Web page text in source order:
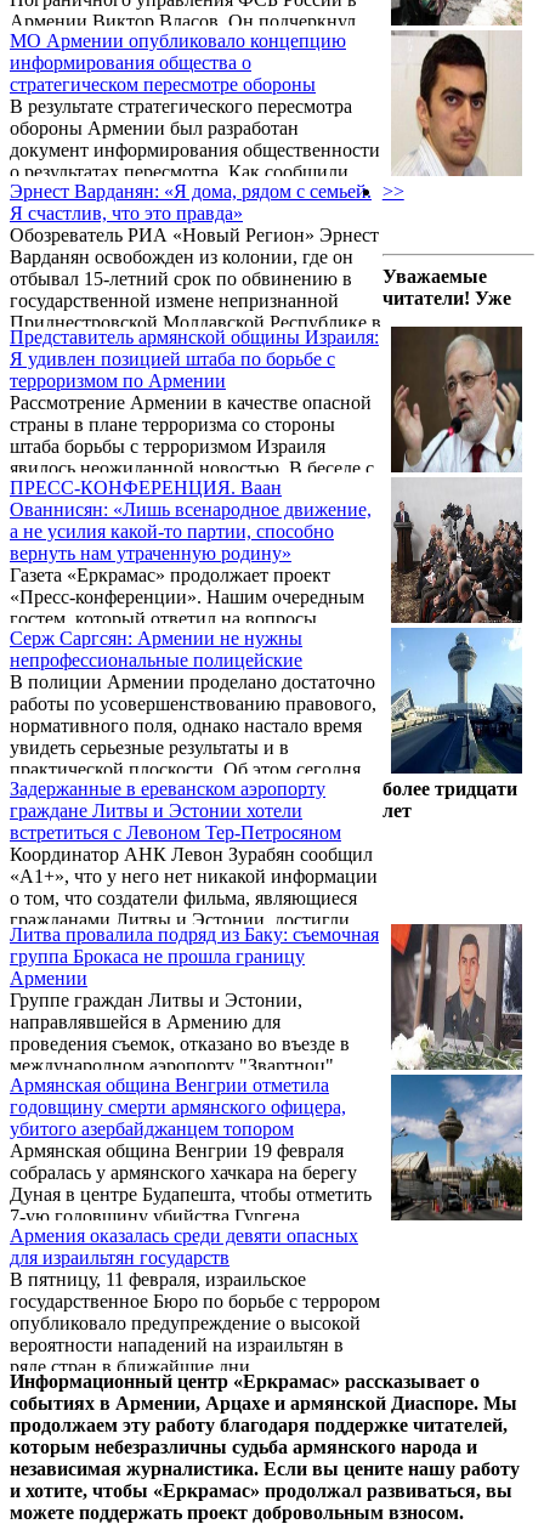
противоречиями. Тем временем, турецкие
войска в мае 1918 года стояли уже в
нескольких километрах от Еревана. Мир ...
Армении Виктор Власов. Он подчеркнул,
что сейчас ситуация на армяно-турецком и
армяно-иранском участках границы
стабильная. А также подвел итоги
деятельности погранслужбы за истекший
период этого года, передает МТРК «Мир».
МО Армении опубликовало концепцию
информирования общества о
стратегическом пересмотре обороны
В результате стратегического пересмотра
обороны Армении был разработан
документ информирования общественности
о результатах пересмотра. Как сообщили
ИА REGNUM в пресс-службе Минобороны
Армении, в документе говорится о среде
стратегической безопасности государства,
оценке угроз и рисков национальной
безопасности, оборонных приоритетах,
кадровых вопросах, разных сценариях
планирования возможностей вооруженных
сил, а также будущем видении структуры
вооруженных сил.
Эрнест Варданян: «Я дома, рядом с семьей.
Я счастлив, что это правда»
Обозреватель РИА «Новый Регион» Эрнест
Варданян освобожден из колонии, где он
отбывал 15-летний срок по обвинению в
государственной измене непризнанной
Приднестровской Молдавской Республике в
пользу Молдавии. Он признался «Новому
Региону», что пока до конца не может
поверить, что вновь оказался в кругу семьи.
«Я дома, рядом с семьей. Я счастлив, что
это правда», – сказал Эрнест, принимая по
телефону поздравления от редакции «НР».
Представитель армянской общины Израиля:
Я удивлен позицией штаба по борьбе с
терроризмом по Армении
Рассмотрение Армении в качестве опасной
страны в плане терроризма со стороны
штаба борьбы с терроризмом Израиля
явилось неожиданной новостью. В беседе с
корреспондентом Новости Армении -
NEWS.am об этом заявил член братства Св.
Акопянц Иерусалима, отец Вазген, касаясь
распространенного 7 апреля заявления
отмеченного штаба, согласно которому,
израильтянам советуется воздержаться от
посещений Армении и Грузии.
ПРЕСС-КОНФЕРЕНЦИЯ. Ваан
Ованнисян: «Лишь всенародное движение,
а не усилия какой-то партии, способно
вернуть нам утраченную родину»
Газета «Еркрамас» продолжает проект
«Пресс-конференции». Нашим очередным
гостем, который ответил на вопросы
читателей газеты, был депутат
Национального Собрания Республики
Армения, глава парламентской фракции
АРФ Дашнакцутюн, член Бюро АРФД Ваан
Ованнисян.
Серж Саргсян: Армении не нужны
непрофессиональные полицейские
В полиции Армении проделано достаточно
работы по усовершенствованию правового,
нормативного поля, однако настало время
увидеть серьезные результаты и в
практической плоскости. Об этом сегодня,
14 марта, на заседании коллегии полиции
Армении заявил президент Армении Серж
Саргсян.
Задержанные в ереванском аэропорту
граждане Литвы и Эстонии хотели
встретиться с Левоном Тер-Петросяном
Координатор АНК Левон Зурабян сообщил
«А1+», что у него нет никакой информации
о том, что создатели фильма, являющиеся
гражданами Литвы и Эстонии, достигли
договоренности с первым президентом
Армении Левоном Тер-Петросяном о
съемках фильма. «Возможно, у них было
такое желание, но мне неизвестно», – сказал
Зурабян.
Литва провалила подряд из Баку: съемочная
группа Брокаса не прошла границу
Армении
Группе граждан Литвы и Эстонии,
направлявшейся в Армению для
проведения съемок, отказано во въезде в
международном аэропорту "Звартноц"
города Еревана. На границе отказались
выдать им въездные визы. В числе
прибывших в Армению, но так и не
сумевших пересечь границу страны - трое
граждан Эстонии и один гражданин Литвы.
Все они были направлены продюсерской
компанией, принадлежащей литовскому
гражданину Андрюсу Брокасу. Они
утверждают, что прибыли в Армению для
съемок документального фильма о
вооруженных ...
Армянская община Венгрии отметила
годовщину смерти армянского офицера,
убитого азербайджанцем топором
Армянская община Венгрии 19 февраля
собралась у армянского хачкара на берегу
Дуная в центре Будапешта, чтобы отметить
7-ую годовщину убийства Гургена
Маргаряна.
Армения оказалась среди девяти опасных
для израильтян государств
В пятницу, 11 февраля, израильское
государственное Бюро по борьбе с террором
опубликовало предупреждение о высокой
вероятности нападений на израильтян в
ряде стран в ближайшие дни.
Предупреждение связано с третьей
годовщиной ликвидации главаря боевиков
«Хизбаллы» Имада Мугнии.
>>
Уважаемые
читатели! Уже
более тридцати
лет
Информационный центр «Еркрамас» рассказывает о
событиях в Армении, Арцахе и армянской Диаспоре. Мы
продолжаем эту работу благодаря поддержке читателей,
которым небезразличны судьба армянского народа и
независимая журналистика. Если вы цените нашу работу
и хотите, чтобы «Еркрамас» продолжал развиваться, вы
можете поддержать проект добровольным взносом.